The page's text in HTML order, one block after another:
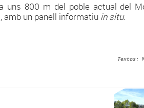
a uns 800 m del poble actual del
amb un panell informatiu in situ.
Textos: